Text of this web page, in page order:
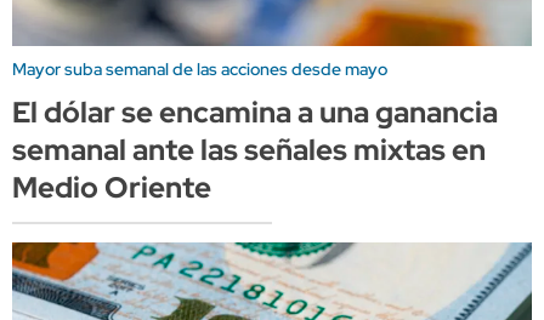
Mayor suba semanal de las acciones desde mayo
El dólar se encamina a una ganancia
semanal ante las señales mixtas en
Medio Oriente